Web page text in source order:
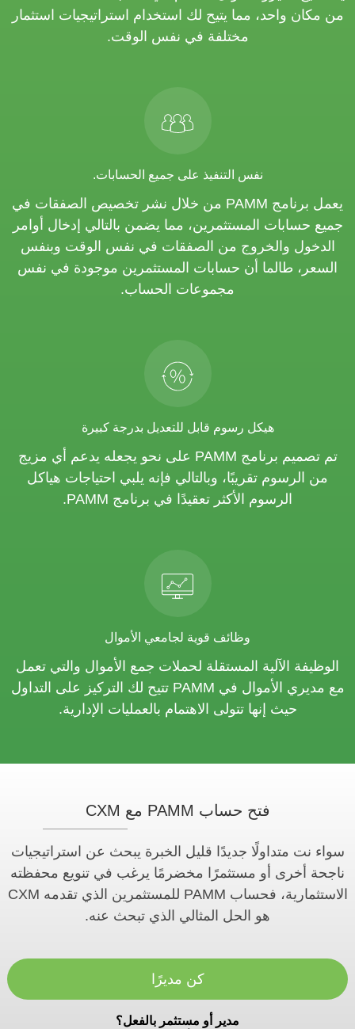
من مكان واحد، مما يتيح لك استخدام استراتيجيات استثمار
مختلفة في نفس الوقت.
نفس التنفيذ على جميع الحسابات.
يعمل برنامج PAMM من خلال نشر تخصيص الصفقات في
جميع حسابات المستثمرين، مما يضمن بالتالي إدخال أوامر
الدخول والخروج من الصفقات في نفس الوقت وبنفس
السعر، طالما أن حسابات المستثمرين موجودة في نفس
مجموعات الحساب.
هيكل رسوم قابل للتعديل بدرجة كبيرة
تم تصميم برنامج PAMM على نحو يجعله يدعم أي مزيج
من الرسوم تقريبًا، وبالتالي فإنه يلبي احتياجات هياكل
الرسوم الأكثر تعقيدًا في برنامج PAMM.
وظائف قوية لجامعي الأموال
الوظيفة الآلية المستقلة لحملات جمع الأموال والتي تعمل
مع مديري الأموال في PAMM تتيح لك التركيز على التداول
حيث إنها تتولى الاهتمام بالعمليات الإدارية.
فتح حساب PAMM مع CXM
سواء نت متداولًا جديدًا قليل الخبرة يبحث عن استراتيجيات
ناجحة أخرى أو مستثمرًا مخضرمًا يرغب في تنويع محفظته
الاستثمارية، فحساب PAMM للمستثمرين الذي تقدمه CXM
هو الحل المثالي الذي تبحث عنه.
كن مديرًا
مدير أو مستثمر بالفعل؟